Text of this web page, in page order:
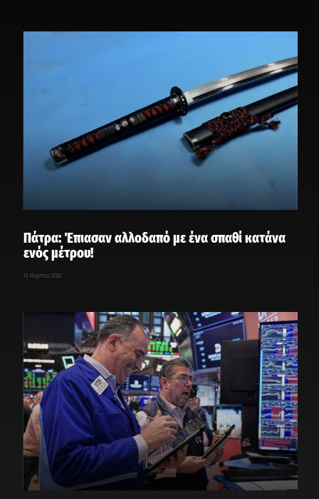
Πάτρα: Έπιασαν αλλοδαπό με ένα σπαθί κατάνα
ενός μέτρου!
16 Μαρτίου, 2026